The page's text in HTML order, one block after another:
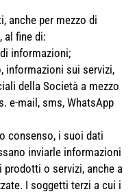
anche per mezzo di
fine di:
informazioni;
informazioni sui servizi,
della Società a mezzo
e-mail, sms, WhatsApp
consenso, i suoi dati
inviarle informazioni
o servizi, anche a
I soggetti terzi a cui i